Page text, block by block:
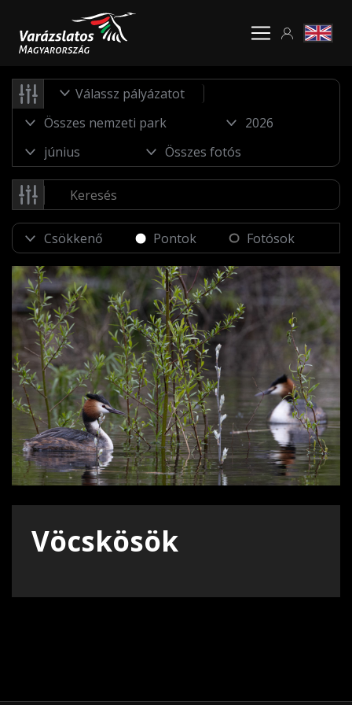
Válassz pályázatot
Pontok Fotósok
Vöcskösök